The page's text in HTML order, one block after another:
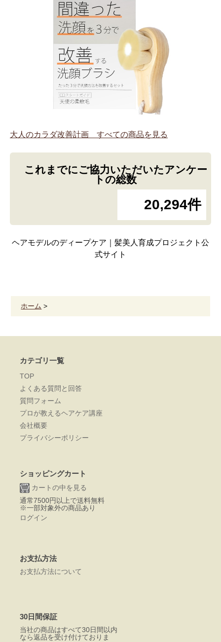
大人のカラダ改善計画 すべての商品を見る
これまでにご協力いただいたアンケー
トの総数
20,294件
ヘアモデルのディープケア｜髪美人育成プロジェクト公
式サイト
ホーム >
カテゴリ一覧
TOP
よくある質問と回答
質問フォーム
プロが教えるヘアケア講座
会社概要
プライバシーポリシー
ショッピングカート
カートの中を見る
通常7500円以上で送料無料
※一部対象外の商品あり
ログイン
お支払方法
お支払方法について
30日間保証
当社の商品はすべて30日間以内
なら返品を受け付けておりま